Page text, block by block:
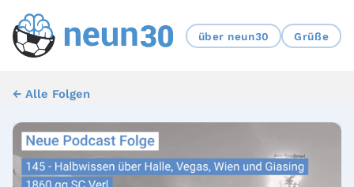
über neun30 Grüße
← Alle Folgen